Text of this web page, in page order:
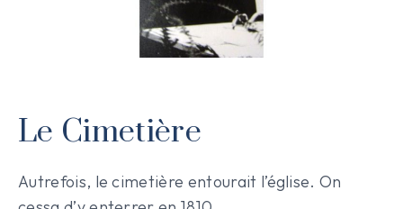
Le Cimetière
Autrefois, le cimetière entourait l’église. On